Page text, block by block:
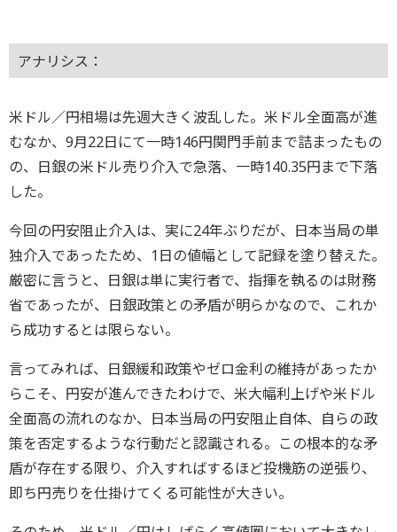
アナリシス：
米ドル／円相場は先週大きく波乱した。米ドル全面高が進
むなか、9月22日にて一時146円関門手前まで詰まったもの
の、日銀の米ドル売り介入で急落、一時140.35円まで下落
した。
今回の円安阻止介入は、実に24年ぶりだが、日本当局の単
独介入であったため、1日の値幅として記録を塗り替えた。
厳密に言うと、日銀は単に実行者で、指揮を執るのは財務
省であったが、日銀政策との矛盾が明らかなので、これか
ら成功するとは限らない。
言ってみれば、日銀緩和政策やゼロ金利の維持があったか
らこそ、円安が進んできたわけで、米大幅利上げや米ドル
全面高の流れのなか、日本当局の円安阻止自体、自らの政
策を否定するような行動だと認識される。この根本的な矛
盾が存在する限り、介入すればするほど投機筋の逆張り、
即ち円売りを仕掛けてくる可能性が大きい。